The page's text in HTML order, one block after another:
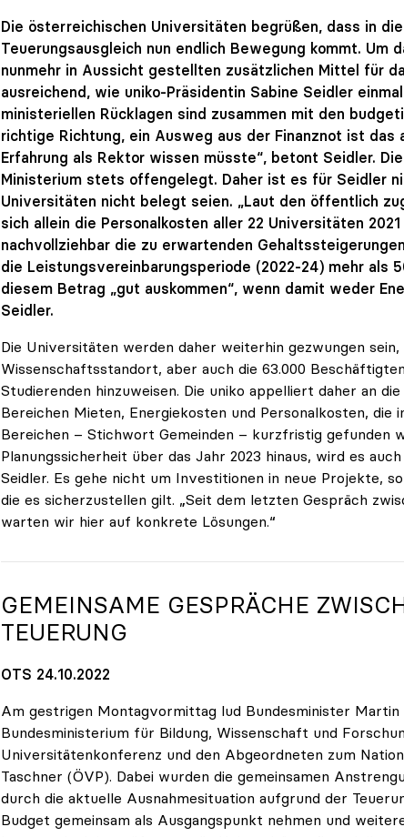
Die österreichischen Universitäten begrüßen, dass in
Teuerungsausgleich nun endlich Bewegung kommt. Um
nunmehr in Aussicht gestellten zusätzlichen Mittel für
ausreichend, wie uniko-Präsidentin Sabine Seidler
ministeriellen Rücklagen sind zusammen mit den
richtige Richtung, ein Ausweg aus der Finanznot ist
Erfahrung als Rektor wissen müsste“, betont Seidler.
Ministerium stets offengelegt. Daher ist es für Seidler
Universitäten nicht belegt seien. „Laut den öffentlich
sich allein die Personalkosten aller 22 Universitäten
nachvollziehbar die zu erwartenden
die Leistungsvereinbarungsperiode (2022-24) mehr als
diesem Betrag „gut auskommen“, wenn damit weder
Seidler.
Die Universitäten werden daher weiterhin gezwungen
Wissenschaftsstandort, aber auch die 63.000
Studierenden hinzuweisen. Die uniko appelliert daher an
Bereichen Mieten, Energiekosten und Personalkosten,
Bereichen – Stichwort Gemeinden – kurzfristig gefunden
Planungssicherheit über das Jahr 2023 hinaus, wird es
Seidler. Es gehe nicht um Investitionen in neue Projekte,
die es sicherzustellen gilt. „Seit dem letzten Gespräch
warten wir hier auf konkrete Lösungen.“
GEMEINSAME GESPRÄCHE
TEUERUNG
OTS 24.10.2022
Am gestrigen Montagvormittag lud Bundesminister Martin
Bundesministerium für Bildung, Wissenschaft und
Universitätenkonferenz und den Abgeordneten zum
Taschner (ÖVP). Dabei wurden die gemeinsamen
durch die aktuelle Ausnahmesituation aufgrund der
Budget gemeinsam als Ausgangspunkt nehmen und